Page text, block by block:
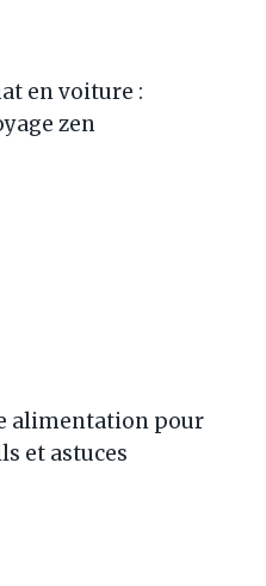
en voiture :
zen
alimentation pour
et astuces